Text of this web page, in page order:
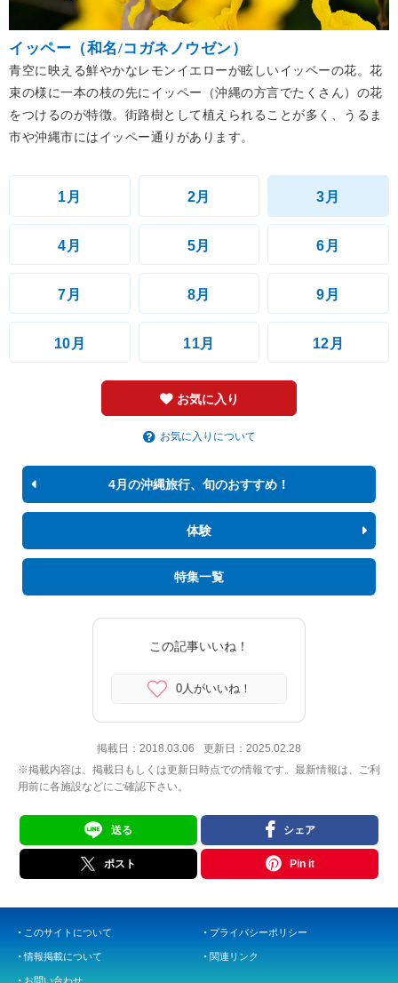
イッペー（和名/コガネノウゼン）
青空に映える鮮やかなレモンイエローが眩しいイッペーの花。花
束の様に一本の枝の先にイッペー（沖縄の方言でたくさん）の花
をつけるのが特徴。街路樹として植えられることが多く、うるま
市や沖縄市にはイッペー通りがあります。
1月 2月 3月
4月 5月 6月
7月 8月 9月
10月 11月 12月
お気に入り
お気に入りについて
4月の沖縄旅行、旬のおすすめ！
体験
特集一覧
この記事いいね！
0人がいいね！
掲載日： 2018.03.06 更新日： 2025.02.28
※掲載内容は、掲載日もしくは更新日時点での情報です。最新情報は、ご利
用前に各施設などにご確認下さい。
送る シェア
ポスト Pin it
このサイトについて プライバシーポリシー
情報掲載について 関連リンク
お問い合わせ